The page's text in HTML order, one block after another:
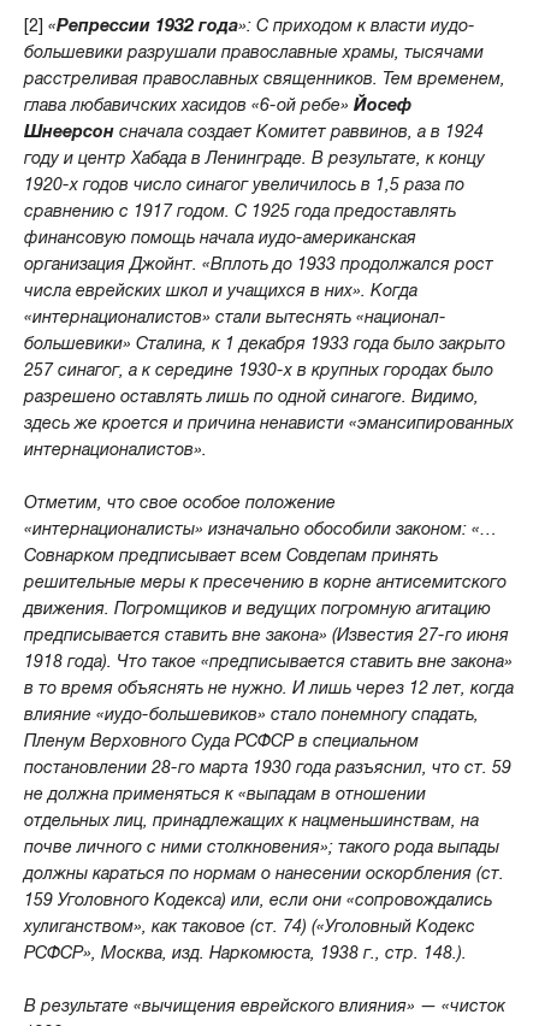
[2] «Репрессии 1932 года»: С приходом к власти иудо-
большевики разрушали православные храмы, тысячами
расстреливая православных священников. Тем временем,
глава любавичских хасидов «6-ой ребе» Йосеф
Шнеерсонсначала создает Комитет раввинов, а в 1924
году и центр Хабада в Ленинграде. В результате, к концу
1920-х годов число синагог увеличилось в 1,5 раза по
сравнению с 1917 годом. С 1925 года предоставлять
финансовую помощь начала иудо-американская
организация Джойнт. «Вплоть до 1933 продолжался рост
числа еврейских школ и учащихся в них». Когда
«интернационалистов» стали вытеснять «национал-
большевики» Сталина, к 1 декабря 1933 года было закрыто
257 синагог, а к середине 1930-х в крупных городах было
разрешено оставлять лишь по одной синагоге. Видимо,
здесь же кроется и причина ненависти «эмансипированных
интернационалистов».
Отметим, что свое особое положение
«интернационалисты» изначально обособили законом: «…
Совнарком предписывает всем Совдепам принять
решительные меры к пресечению в корне антисемитского
движения. Погромщиков и ведущих погромную агитацию
предписывается ставить вне закона» (Известия 27-го июня
1918 года). Что такое «предписывается ставить вне закона»
в то время объяснять не нужно. И лишь через 12 лет, когда
влияние «иудо-большевиков» стало понемногу спадать,
Пленум Верховного Суда РСФСР в специальном
постановлении 28-го марта 1930 года разъяснил, что ст. 59
не должна применяться к «выпадам в отношении
отдельных лиц, принадлежащих к нацменьшинствам, на
почве личного с ними столкновения»; такого рода выпады
должны караться по нормам о нанесении оскорбления (ст.
159 Уголовного Кодекса) или, если они «сопровождались
хулиганством», как таковое (ст. 74) («Уголовный Кодекс
РСФСР», Москва, изд. Наркомюста, 1938 г., стр. 148.).
В результате «вычищения еврейского влияния» — «чисток